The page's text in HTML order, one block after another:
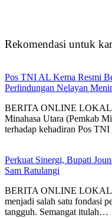
Rekomendasi untuk
Pos TNI AL Kema Resmi
Perlindungan Nelayan
BERITA ONLINE LOKAL,
Minahasa Utara (Pemkab
terhadap kehadiran Pos
Perkuat Sinergi, Bupati
Sam Ratulangi
BERITA ONLINE LOKAL,
menjadi salah satu fondasi
tangguh. Semangat itulah…